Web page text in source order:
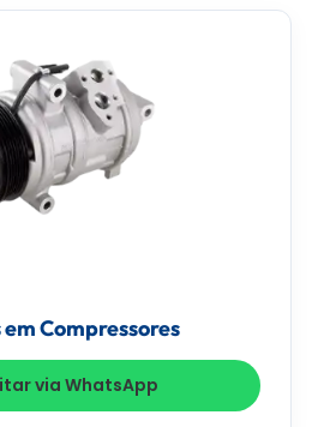
Compressores
via WhatsApp